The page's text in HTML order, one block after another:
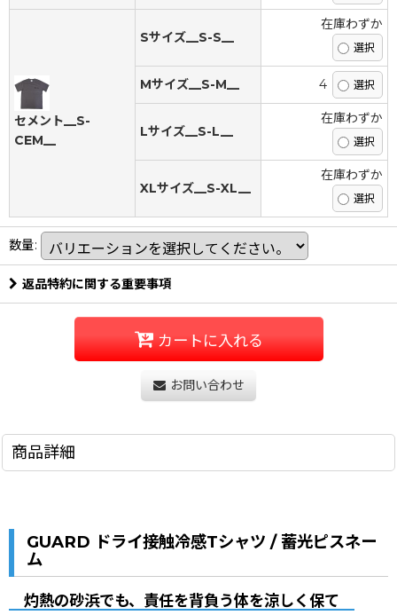
セメント__S-
CEM__
Sサイズ__S-S__
在庫わずか
Mサイズ__S-M__ 4
Lサイズ__S-L__
在庫わずか
XLサイズ__S-XL__
在庫わずか
数量:
返品特約に関する重要事項
カートに入れる
お問い合わせ
商品詳細
GUARD ドライ接触冷感Tシャツ / 蓄光ピスネー
ム
灼熱の砂浜でも、責任を背負う体を涼しく保て